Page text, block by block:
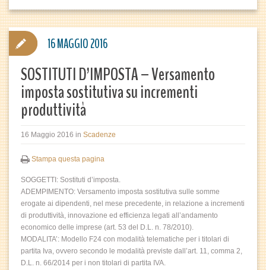
SOSTITUTI D’IMPOSTA – Versamento
imposta sostitutiva su incrementi
produttività
16 Maggio 2016 in Scadenze
Stampa questa pagina
SOGGETTI: Sostituti d’imposta.
ADEMPIMENTO: Versamento imposta sostitutiva sulle somme
erogate ai dipendenti, nel mese precedente, in relazione a incrementi
di produttività, innovazione ed efficienza legati all’andamento
economico delle imprese (art. 53 del D.L. n. 78/2010).
MODALITA’: Modello F24 con modalità telematiche per i titolari di
partita Iva, ovvero secondo le modalità previste dall’art. 11, comma 2,
D.L. n. 66/2014 per i non titolari di partita IVA.
16 MAGGIO 2016